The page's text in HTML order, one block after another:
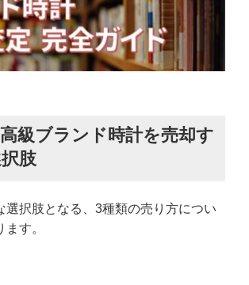
高級ブランド時計を売却す
肢
選択肢となる、3種類の売り方につい
す。